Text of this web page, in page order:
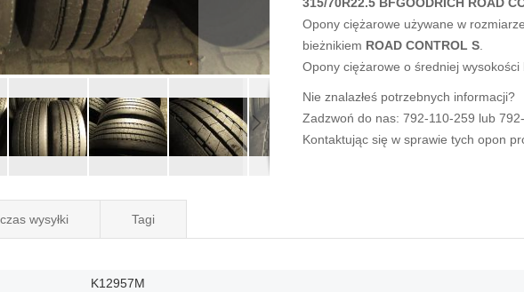
315/70R22.5 BFGOODRICH ROAD
Opony ciężarowe używane w rozmiarze
bieżnikiem ROAD CONTROL S.
Opony ciężarowe o średniej wysokości
Nie znalazłeś potrzebnych informacji?
Zadzwoń do nas: 792-110-259 lub
Kontaktując się w sprawie tych opon
K12957M
wysyłki Tagi